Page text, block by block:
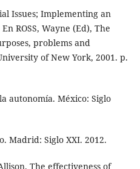
Issues; Implementing an
ROSS, Wayne (Ed), The
problems and
of New York, 2001. p.
autonomía. México: Siglo
Madrid: Siglo XXI. 2012.
The effectiveness of